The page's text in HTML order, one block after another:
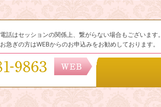
電話はセッションの関係上、繋がらない場合もございます。
お急ぎの方はWEBからのお申込みをお勧めしております。